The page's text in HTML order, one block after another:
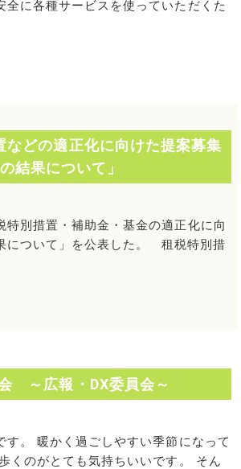
全に各種サービスを使っていただくた
などの適正化に向けた提案募集
の結果について」
特別措置・補助金・基金の適正化に向
について」を公表した。 租税特別措
～広報・DX委員会～
す。 暖かく過ごしやすい季節になって
くのがとても気持ちいいです。 そん